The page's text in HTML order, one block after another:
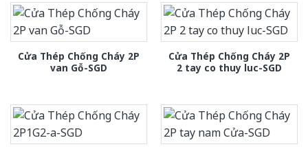
Cửa Thép Chống Cháy 2P
van Gỗ-SGD
Cửa Thép Chống Cháy 2P
2 tay co thuy luc-SGD